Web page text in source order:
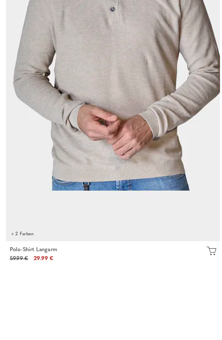
+ 2 Farben
Polo-Shirt Langarm
59.99 €
29.99 €